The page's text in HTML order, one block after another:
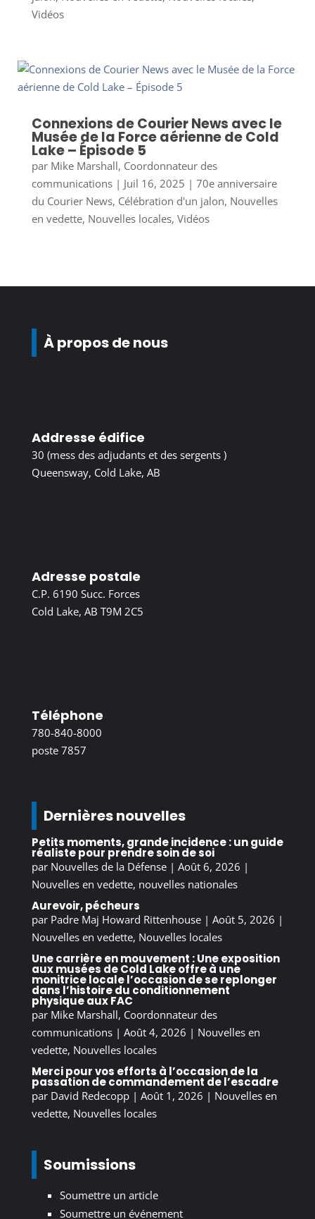
Vidéos
Connexions de Courier News avec le
Musée de la Force aérienne de Cold
Lake – Épisode 5
par Mike Marshall, Coordonnateur des
communications| Juil 16, 2025 | 70e anniversaire
du Courier News, Célébration d'un jalon, Nouvelles
en vedette, Nouvelles locales, Vidéos
À propos de nous
Addresse édifice
30 (mess des adjudants et des sergents )
Queensway, Cold Lake, AB
Adresse postale
C.P. 6190 Succ. Forces
Cold Lake, AB T9M 2C5
Téléphone
780-840-8000
poste 7857
Dernières nouvelles
Petits moments, grande incidence : un guide
réaliste pour prendre soin de soi
par Nouvelles de la Défense| Août 6, 2026 |
Nouvelles en vedette, nouvelles nationales
Aurevoir, pécheurs
par Padre Maj Howard Rittenhouse| Août 5, 2026 |
Nouvelles en vedette, Nouvelles locales
Une carrière en mouvement : Une exposition
aux musées de Cold Lake offre à une
monitrice locale l’occasion de se replonger
dans l’histoire du conditionnement
physique aux FAC
par Mike Marshall, Coordonnateur des
communications| Août 4, 2026 | Nouvelles en
vedette, Nouvelles locales
Merci pour vos efforts à l’occasion de la
passation de commandement de l’escadre
par David Redecopp| Août 1, 2026 | Nouvelles en
vedette, Nouvelles locales
Soumissions
Soumettre un article
Soumettre un événement